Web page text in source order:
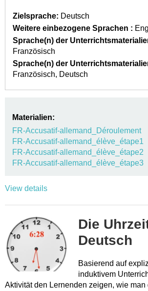
Zielsprache: Deutsch
Weitere einbezogene Sprachen :
Sprache(n) der
Französisch
Sprache(n) der
Französisch
Deutsch
Materialien:
FR-Accusatif-allemand_Déroulement
FR-Accusatif-allemand_élève_étape1
FR-Accusatif-allemand_élève_étape2
FR-Accusatif-allemand_élève_étape3
View details
Die
Deutsch
Basierend auf
induktivem
Aktivität den Lernenden zeigen, wie man